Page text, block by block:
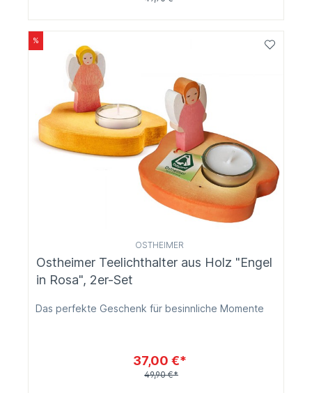
%
OSTHEIMER
Ostheimer Teelichthalter aus Holz "Engel
in Rosa", 2er-Set
Das perfekte Geschenk für besinnliche Momente
37,00 €*
49,90 €*